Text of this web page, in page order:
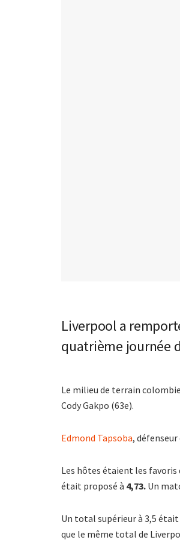
Liverpool a
quatrième journée
Le milieu de terrain
Cody Gakpo (63e).
Edmond Tapsoba,
Les hôtes étaient les
était proposé à 4,73. Un
Un total supérieur à 3,5 était
que le même total de